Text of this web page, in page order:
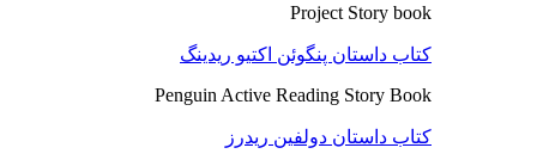
Project Story book
کتاب داستان پنگوئن اکتیو ریدینگ
Penguin Active Reading Story Book
کتاب داستان دولفین ریدرز